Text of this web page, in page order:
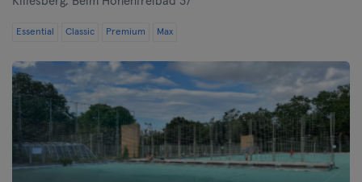
Essential Classic Premium Max